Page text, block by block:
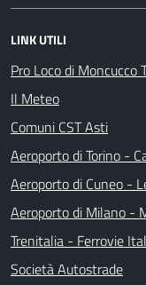
LINK UTILI
Pro Loco di Moncucco
Il Meteo
Comuni CST Asti
Aeroporto di Torino -
Aeroporto di Cuneo -
Aeroporto di Milano -
Trenitalia - Ferrovie
Società Autostrade